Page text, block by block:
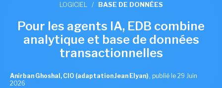
LOGICIEL / BASE DE DONNÉES
Pour les agents IA, EDB combine
analytique et base de données
transactionnelles
Anirban Ghoshal, CIO (adaptation Jean Elyan) , publié le 29 Juin
2026